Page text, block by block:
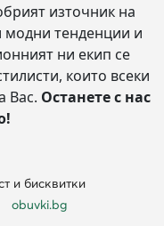
източник на
модни тенденции и
ни екип се
които всеки
Вас. Останете с нас
и бисквитки
obuvki.bg